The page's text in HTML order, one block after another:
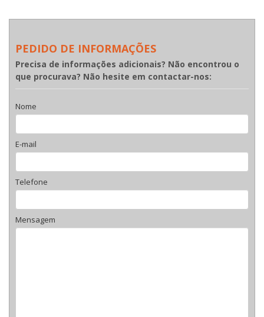
PEDIDO DE INFORMAÇÕES
Precisa de informações adicionais? Não encontrou o
que procurava? Não hesite em contactar-nos:
Nome
E-mail
Telefone
Mensagem